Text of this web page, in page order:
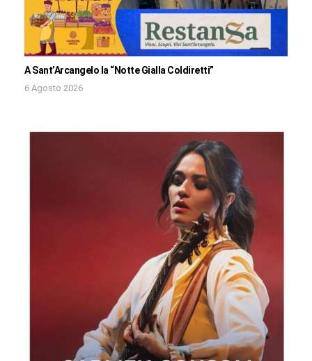
A Sant’Arcangelo la “Notte Gialla Coldiretti”
6 Agosto 2026